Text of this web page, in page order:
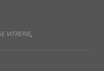
VITRERIE,